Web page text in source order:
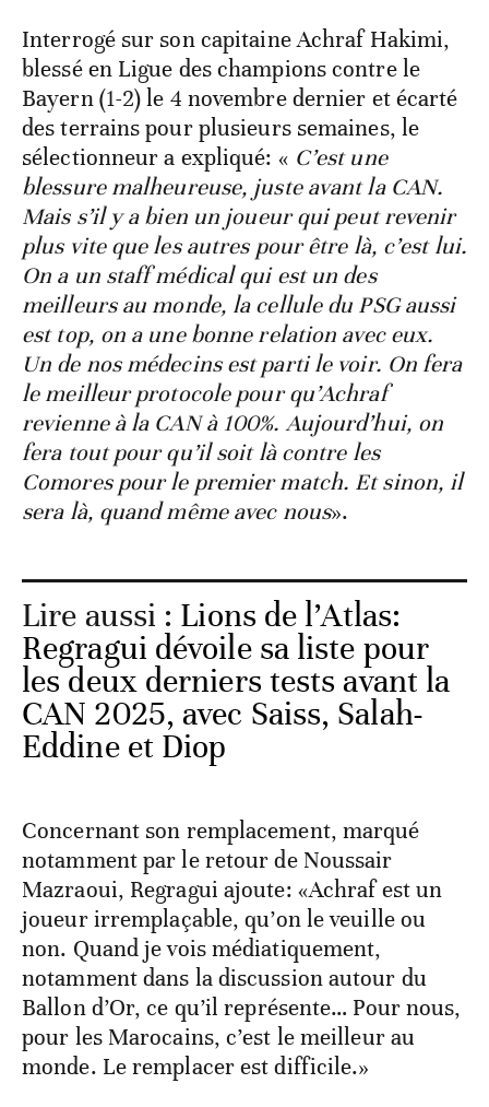
Interrogé sur son capitaine Achraf Hakimi,
blessé en Ligue des champions contre le
Bayern (1-2) le 4 novembre dernier et écarté
des terrains pour plusieurs semaines, le
sélectionneur a expliqué: « C’est une
blessure malheureuse, juste avant la CAN.
Mais s’il y a bien un joueur qui peut revenir
plus vite que les autres pour être là, c’est lui.
On a un staff médical qui est un des
meilleurs au monde, la cellule du PSG aussi
est top, on a une bonne relation avec eux.
Un de nos médecins est parti le voir. On fera
le meilleur protocole pour qu’Achraf
revienne à la CAN à 100%. Aujourd’hui, on
fera tout pour qu’il soit là contre les
Comores pour le premier match. Et sinon, il
sera là, quand même avec nous».
Lire aussi : Lions de l’Atlas:
Regragui dévoile sa liste pour
les deux derniers tests avant la
CAN 2025, avec Saiss, Salah-
Eddine et Diop
Concernant son remplacement, marqué
notamment par le retour de Noussair
Mazraoui, Regragui ajoute: «Achraf est un
joueur irremplaçable, qu’on le veuille ou
non. Quand je vois médiatiquement,
notamment dans la discussion autour du
Ballon d’Or, ce qu’il représente… Pour nous,
pour les Marocains, c’est le meilleur au
monde. Le remplacer est difficile.»